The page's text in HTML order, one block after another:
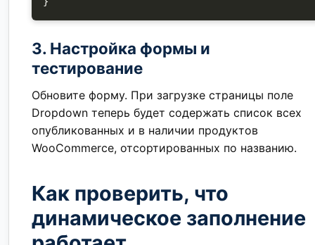
3. Настройка формы и
тестирование
Обновите форму. При загрузке страницы поле
Dropdown теперь будет содержать список всех
опубликованных и в наличии продуктов
WooCommerce, отсортированных по названию.
Как проверить, что
динамическое заполнение